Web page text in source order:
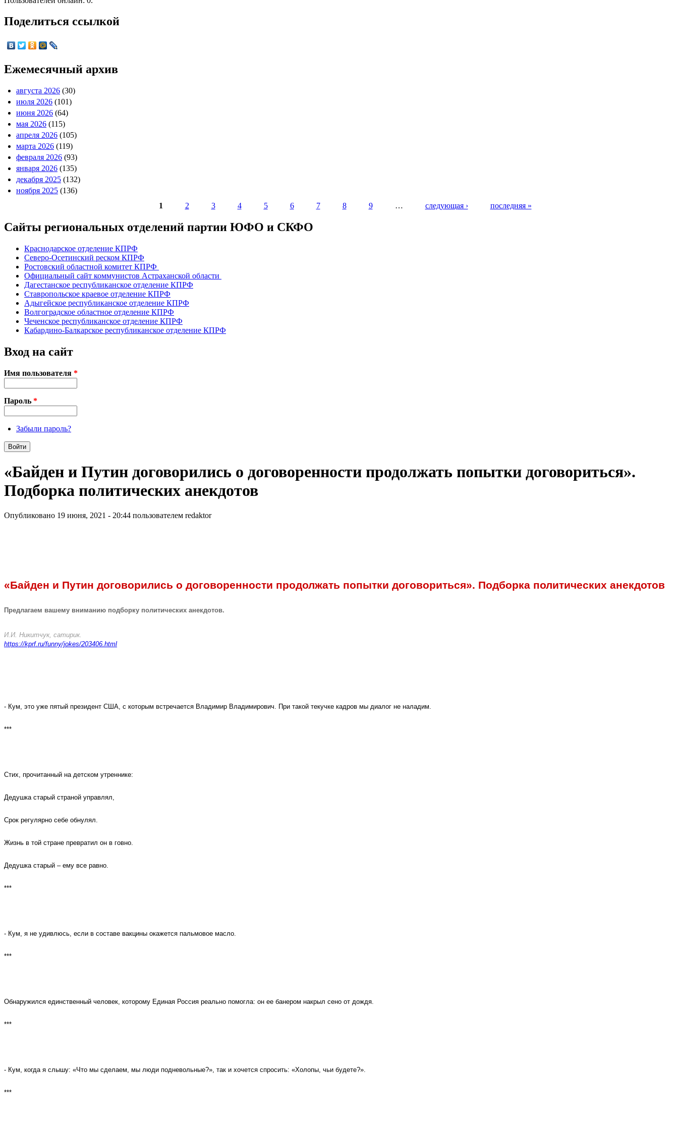
Поделиться ссылкой
Ежемесячный архив
августа 2026 (30)
июля 2026 (101)
июня 2026 (64)
мая 2026 (115)
апреля 2026 (105)
марта 2026 (119)
февраля 2026 (93)
января 2026 (135)
декабря 2025 (132)
ноября 2025 (136)
1 2 3 4 5 6 7 8 9 … следующая › последняя »
Сайты региональных отделений партии ЮФО и СКФО
Краснодарское отделение КПРФ
Северо-Осетинский реском КПРФ
Ростовский областной комитет КПРФ
Официальный сайт коммунистов Астраханской области
Дагестанское республиканское отделение КПРФ
Ставропольское краевое отделение КПРФ
Адыгейское республиканское отделение КПРФ
Волгоградское областное отделение КПРФ
Чеченское республиканское отделение КПРФ
Кабардино-Балкарское республиканское отделение КПРФ
Вход на сайт
Имя пользователя *
Пароль *
Забыли пароль?
«Байден и Путин договорились о договоренности продолжать попытки договориться».
Подборка политических анекдотов
Опубликовано 19 июня, 2021 - 20:44 пользователем redaktor
«Байден и Путин договорились о договоренности продолжать попытки договориться». Подборка политических анекдотов
Предлагаем вашему вниманию подборку политических анекдотов.
И.И. Никитчук, сатирик.
https://kprf.ru/funny/jokes/203406.html
- Кум, это уже пятый президент США, с которым встречается Владимир Владимирович. При такой текучке кадров мы диалог не наладим.
***
Стих, прочитанный на детском утреннике:
Дедушка старый страной управлял,
Срок регулярно себе обнулял.
Жизнь в той стране превратил он в говно.
Дедушка старый – ему все равно.
***
- Кум, я не удивлюсь, если в составе вакцины окажется пальмовое масло.
***
Обнаружился единственный человек, которому Единая Россия реально помогла: он ее банером накрыл сено от дождя.
***
- Кум, когда я слышу: «Что мы сделаем, мы люди подневольные?», так и хочется спросить: «Холопы, чьи будете?».
***